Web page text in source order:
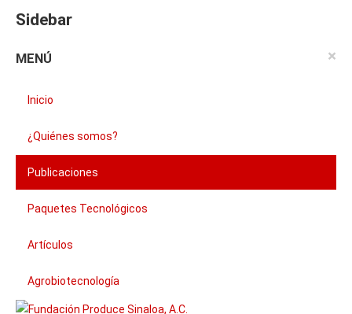
Sidebar
×
MENÚ
Inicio
¿Quiénes somos?
Publicaciones
Paquetes Tecnológicos
Artículos
Agrobiotecnología